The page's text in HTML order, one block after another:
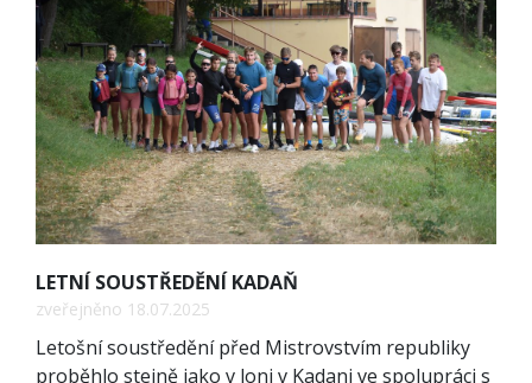
LETNÍ SOUSTŘEDĚNÍ KADAŇ
zveřejněno 18.07.2025
Letošní soustředění před Mistrovstvím republiky
proběhlo stejně jako v loni v Kadani ve spolupráci s